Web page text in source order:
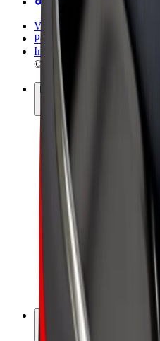
Vilkår og betingelser
Personvern
Informasjonskapsler
© 2026 Bolt Technology OÜ
Produkter
Turer
Sparkesykler
Bolt Market
Bolt Food
Bolt Drive
Bolt for Business
El-sykler
Bolt Pluss
Tjen med Bolt